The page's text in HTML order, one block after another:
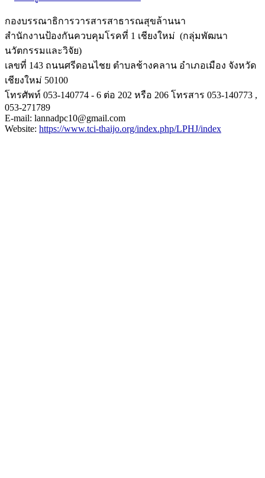
กองบรรณาธิการวารสารสาธารณสุขล้านนา
สำนักงานป้องกันควบคุมโรคที่ 1 เชียงใหม่ (กลุ่มพัฒนา
นวัตกรรมและวิจัย)
เลขที่ 143 ถนนศรีดอนไชย ตำบลช้างคลาน อำเภอเมือง จังหวัด
เชียงใหม่ 50100
โทรศัพท์ 053-140774 - 6 ต่อ 202 หรือ 206 โทรสาร 053-140773 ,
053-271789
E-mail: lannadpc10@gmail.com
Website: https://www.tci-thaijo.org/index.php/LPHJ/index